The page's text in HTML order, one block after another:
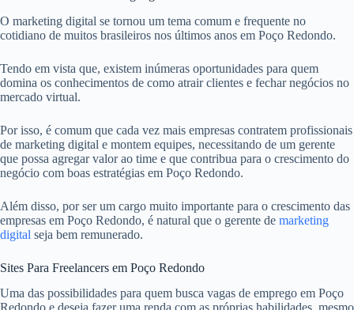
O marketing digital se tornou um tema comum e frequente no
cotidiano de muitos brasileiros nos últimos anos em Poço Redondo.
Tendo em vista que, existem inúmeras oportunidades para quem
domina os conhecimentos de como atrair clientes e fechar negócios no
mercado virtual.
Por isso, é comum que cada vez mais empresas contratem profissionais
de marketing digital e montem equipes, necessitando de um gerente
que possa agregar valor ao time e que contribua para o crescimento do
negócio com boas estratégias em Poço Redondo.
Além disso, por ser um cargo muito importante para o crescimento das
empresas em Poço Redondo, é natural que o gerente de marketing
digital seja bem remunerado.
Sites Para Freelancers em Poço Redondo
Uma das possibilidades para quem busca vagas de emprego em Poço